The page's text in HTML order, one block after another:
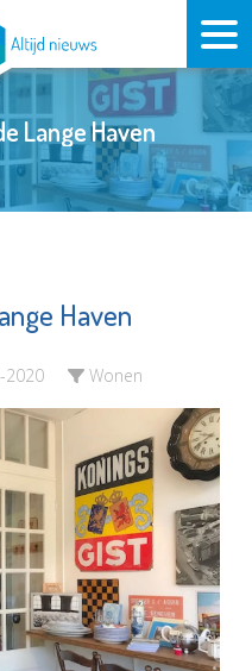
Lange Haven
Haven
2020 Wonen